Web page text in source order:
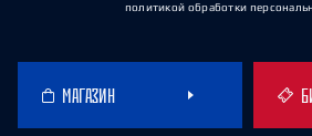
политикой обработки
МАГАЗИН